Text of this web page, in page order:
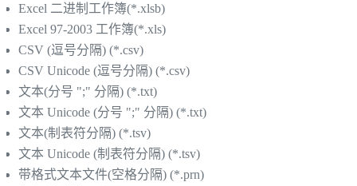
Excel 二进制工作簿(*.xlsb)
Excel 97-2003 工作簿(*.xls)
CSV (逗号分隔) (*.csv)
CSV Unicode (逗号分隔) (*.csv)
文本(分号 ";" 分隔) (*.txt)
文本 Unicode (分号 ";" 分隔) (*.txt)
文本(制表符分隔) (*.tsv)
文本 Unicode (制表符分隔) (*.tsv)
带格式文本文件(空格分隔) (*.prn)